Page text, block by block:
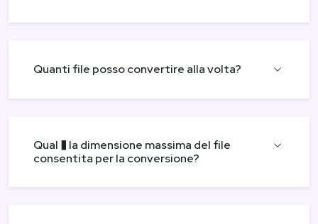
Quanti file posso convertire alla volta?
Qual � la dimensione massima del file
consentita per la conversione?